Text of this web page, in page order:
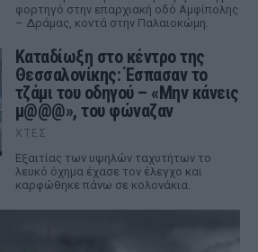
φορτηγό στην επαρχιακή οδό Αμφίπολης
– Δράμας, κοντά στην Παλαιοκώμη.
Καταδίωξη στο κέντρο της
Θεσσαλονίκης: Έσπασαν το
τζάμι του οδηγού – «Μην κάνεις
μ@@@», του φώναζαν
ΧΤΕΣ
Εξαιτίας των υψηλών ταχυτήτων το
λευκό όχημα έχασε τον έλεγχο και
καρφώθηκε πάνω σε κολονάκια.